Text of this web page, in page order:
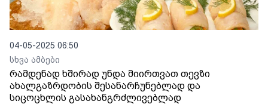
04-05-2025 06:50
სხვა ამბები
რამდენად ხშირად უნდა მიირთვათ თევზი
ახალგაზრდობის შესანარჩუნებლად და
სიცოცხლის გასახანგრძლივებლად